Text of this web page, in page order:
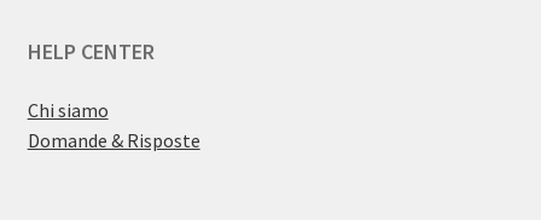
HELP CENTER
Chi siamo
Domande & Risposte